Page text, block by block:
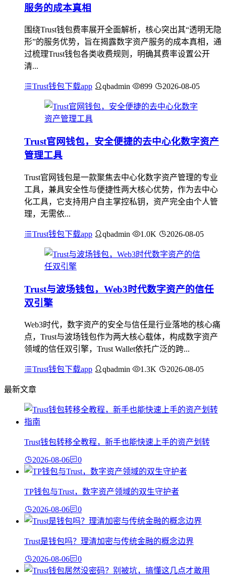
服务的成本真相
围绕Trust钱包费率展开全面解析，核心突出其“透明无隐
形”的服务优势，旨在揭露数字资产服务的成本真相，通
过梳理Trust钱包各类收费规则，明确其费率设置公开
清...
Trust钱包下载app qbadmin 899 2026-08-05
Trust官网钱包，安全便捷的去中心化数字资产
管理工具
Trust官网钱包是一款聚焦去中心化数字资产管理的专业
工具，兼具安全性与便捷性两大核心优势，作为去中心
化工具，它支持用户自主掌控私钥，资产完全由个人管
理，无需依...
Trust钱包下载app qbadmin 1.0K 2026-08-05
Trust与波场钱包，Web3时代数字资产的信任
双引擎
Web3时代，数字资产的安全与信任是行业落地的核心痛
点，Trust与波场钱包作为两大核心载体，构成数字资产
领域的信任双引擎，Trust Wallet依托广泛的跨...
Trust钱包下载app qbadmin 1.3K 2026-08-05
最新文章
Trust钱包转移全教程，新手也能快速上手的资产划转
2026-08-06 0
TP钱包与Trust，数字资产领域的双生守护者
2026-08-06 0
Trust是钱包吗？理清加密与传统金融的概念边界
2026-08-06 0